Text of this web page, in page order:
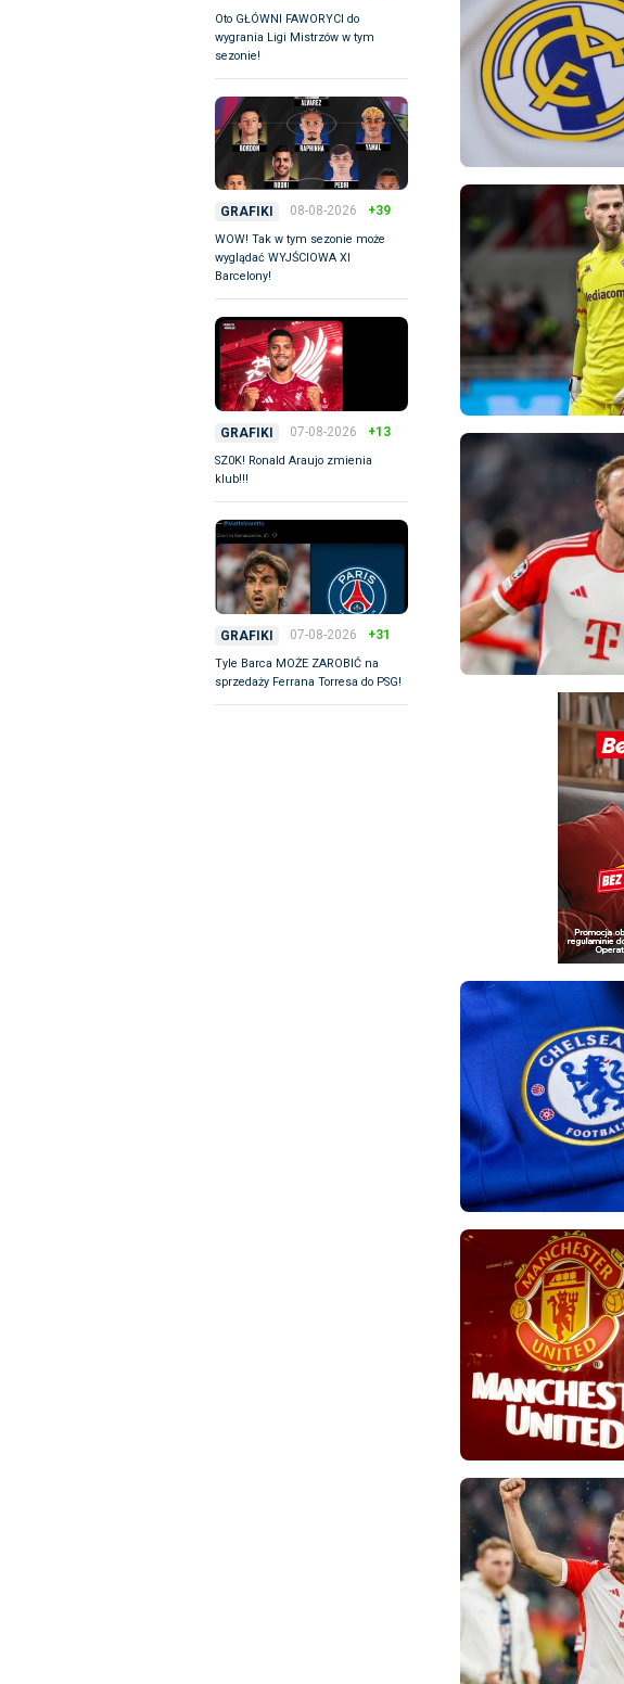
Oto GŁÓWNI FAWORYCI do
wygrania Ligi Mistrzów w tym
sezonie!
GRAFIKI 08-08-2026 +39
WOW! Tak w tym sezonie może
wyglądać WYJŚCIOWA XI
Barcelony!
GRAFIKI 07-08-2026 +13
SZ0K! Ronald Araujo zmienia
klub!!!
GRAFIKI 07-08-2026 +31
Tyle Barca MOŻE ZAROBIĆ na
sprzedaży Ferrana Torresa do PSG!